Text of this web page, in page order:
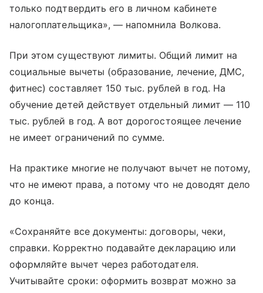
только подтвердить его в личном кабинете
налогоплательщика», — напомнила Волкова.
При этом существуют лимиты. Общий лимит на
социальные вычеты (образование, лечение, ДМС,
фитнес) составляет 150 тыс. рублей в год. На
обучение детей действует отдельный лимит — 110
тыс. рублей в год. А вот дорогостоящее лечение
не имеет ограничений по сумме.
На практике многие не получают вычет не потому,
что не имеют права, а потому что не доводят дело
до конца.
«Сохраняйте все документы: договоры, чеки,
справки. Корректно подавайте декларацию или
оформляйте вычет через работодателя.
Учитывайте сроки: оформить возврат можно за